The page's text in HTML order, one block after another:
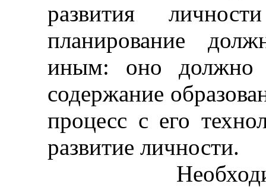
развития
планирование
иным: оно должно
содержание
процесс с его
развитие личности.